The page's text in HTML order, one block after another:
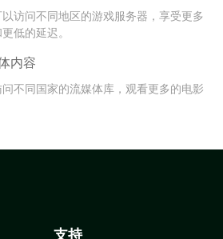
访问不同地区的游戏服务器，享受更多
低的延迟。
内容
不同国家的流媒体库，观看更多的电影
支持